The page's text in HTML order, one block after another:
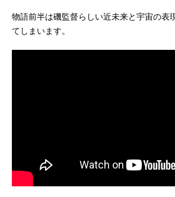
物語前半は磯監督らしい近未来と宇宙の表
てしまいます。